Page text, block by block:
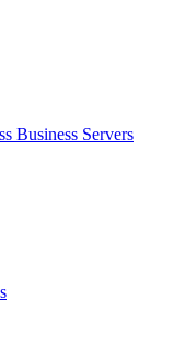
Business Servers